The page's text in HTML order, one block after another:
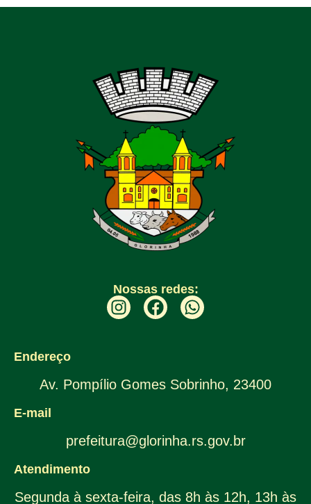
Nossas redes:
Endereço
Av. Pompílio Gomes Sobrinho, 23400
E-mail
prefeitura@glorinha.rs.gov.br
Atendimento
Segunda à sexta-feira, das 8h às 12h, 13h às